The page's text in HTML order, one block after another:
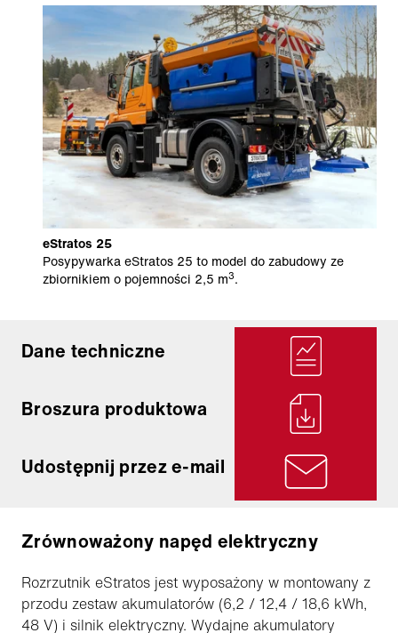
eStratos 25
Posypywarka eStratos 25 to model do zabudowy ze
zbiornikiem o pojemności 2,5 m3.
Dane techniczne
Broszura produktowa
Udostępnij przez e-mail
Zrównoważony napęd elektryczny
Rozrzutnik eStratos jest wyposażony w montowany z
przodu zestaw akumulatorów (6,2 / 12,4 / 18,6 kWh,
48 V) i silnik elektryczny. Wydajne akumulatory